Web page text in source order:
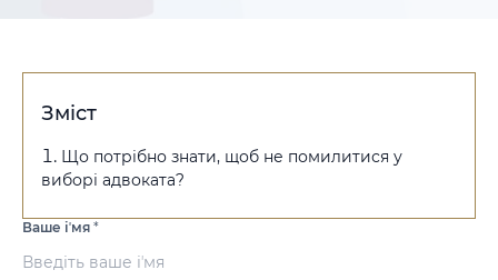
Зміст
Що потрібно знати, щоб не помилитися у
виборі адвоката?
Ваше іʼмя *